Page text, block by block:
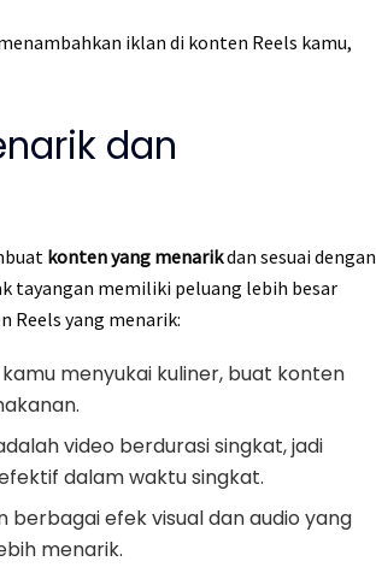
iklan di konten Reels kamu,
dan
konten yang menarikdan sesuai dengan
tayangan memiliki peluang lebih besar
Reels yang menarik:
menyukai kuliner, buat konten
video berdurasi singkat, jadi
dalam waktu singkat.
berbagai efek visual dan audio yang
menarik.